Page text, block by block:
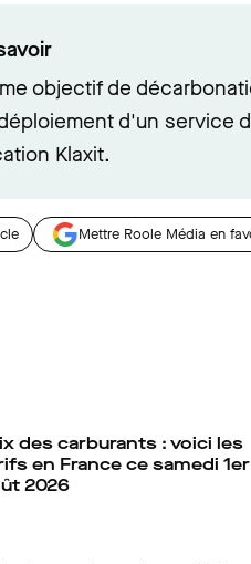
objectif de
d'un service
Klaxit.
Mettre Roole Média en
des carburants : voici les
en France ce samedi 1er
2026